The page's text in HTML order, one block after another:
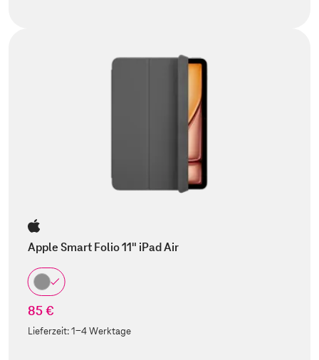
Apple Smart Folio 11" iPad Air
85 €
Lieferzeit:1-4 Werktage